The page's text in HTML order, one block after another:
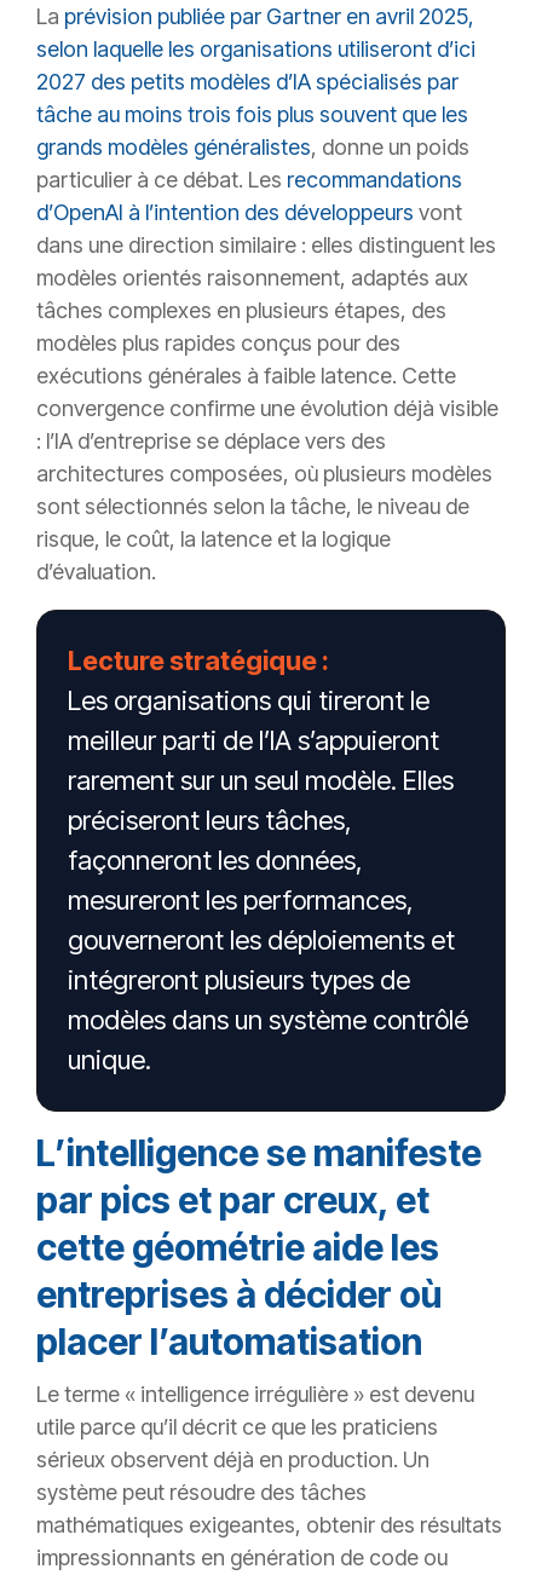
La prévision publiée par Gartner en avril 2025,
selon laquelle les organisations utiliseront d’ici
2027 des petits modèles d’IA spécialisés par
tâche au moins trois fois plus souvent que les
grands modèles généralistes, donne un poids
particulier à ce débat. Les recommandations
d’OpenAI à l’intention des développeurs vont
dans une direction similaire : elles distinguent les
modèles orientés raisonnement, adaptés aux
tâches complexes en plusieurs étapes, des
modèles plus rapides conçus pour des
exécutions générales à faible latence. Cette
convergence confirme une évolution déjà visible
: l’IA d’entreprise se déplace vers des
architectures composées, où plusieurs modèles
sont sélectionnés selon la tâche, le niveau de
risque, le coût, la latence et la logique
d’évaluation.
Lecture stratégique :
Les organisations qui tireront le
meilleur parti de l’IA s’appuieront
rarement sur un seul modèle. Elles
préciseront leurs tâches,
façonneront les données,
mesureront les performances,
gouverneront les déploiements et
intégreront plusieurs types de
modèles dans un système contrôlé
unique.
L’intelligence se manifeste
par pics et par creux, et
cette géométrie aide les
entreprises à décider où
placer l’automatisation
Le terme « intelligence irrégulière » est devenu
utile parce qu’il décrit ce que les praticiens
sérieux observent déjà en production. Un
système peut résoudre des tâches
mathématiques exigeantes, obtenir des résultats
impressionnants en génération de code ou